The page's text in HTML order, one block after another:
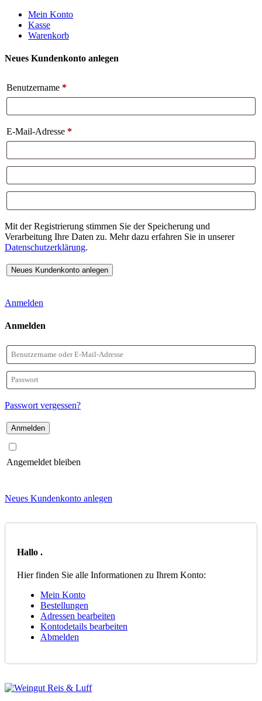
Weiter
zum
Inhalt
Mein Konto
Kasse
Warenkorb
Neues Kundenkonto anlegen
Benutzername *
E-Mail-Adresse *
Mit der Registrierung stimmen Sie der Speicherung und
Verarbeitung Ihre Daten zu. Mehr dazu erfahren Sie in unserer
Datenschutzerklärung.
Anmelden
Anmelden
Benutzername
oder
E-
Mail-
Adresse
Passwort
Passwort vergessen?
Angemeldet bleiben
Neues Kundenkonto anlegen
Hallo .
Hier finden Sie alle Informationen zu Ihrem Konto:
Mein Konto
Bestellungen
Adressen bearbeiten
Kontodetails bearbeiten
Abmelden